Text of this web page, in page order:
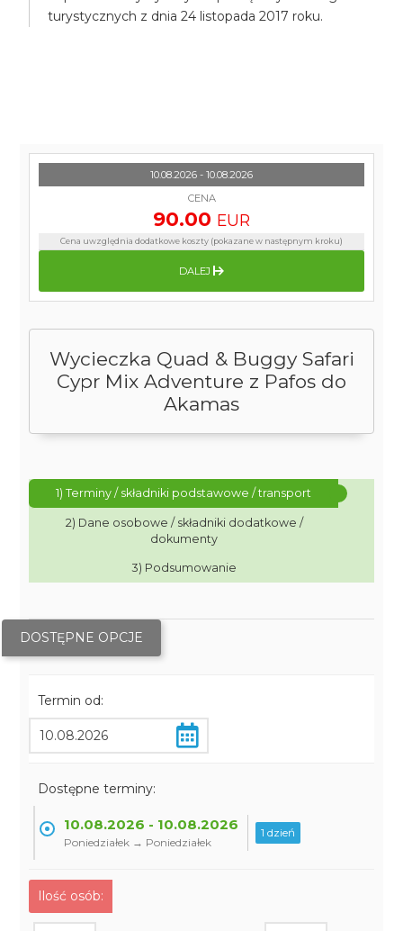
turystycznych z dnia 24 listopada 2017 roku.
Wycieczka Quad & Buggy Safari
Cypr Mix Adventure z Pafos do
Akamas
1) Terminy / składniki podstawowe / transport
2) Dane osobowe / składniki dodatkowe /
dokumenty
3) Podsumowanie
DOSTĘPNE OPCJE
Termin od:
Dostępne terminy:
10.08.2026 - 10.08.2026
Poniedziałek → Poniedziałek
1 dzień
Ilość osób:
10.08.2026 - 10.08.2026
CENA
90.00 EUR
Cena uwzględnia dodatkowe koszty (pokazane w następnym kroku)
DALEJ